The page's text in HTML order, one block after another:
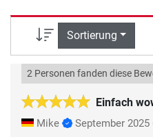
Sortierung
Einfach
2 Personen fanden diese
Mike September 2025